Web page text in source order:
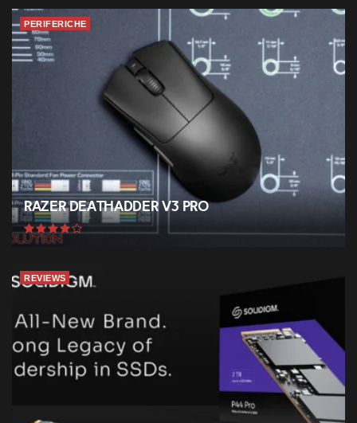
PERIFERICHE
Razer Deathadder V3 Pro
REVIEWS